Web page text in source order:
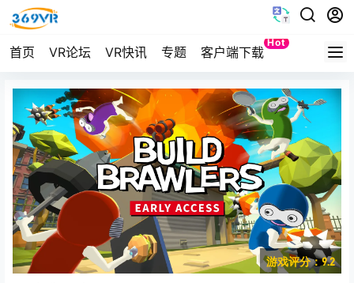
首页 VR论坛 VR快讯 专题 客户端下载
Hot
Quest
游戏评分：9.2